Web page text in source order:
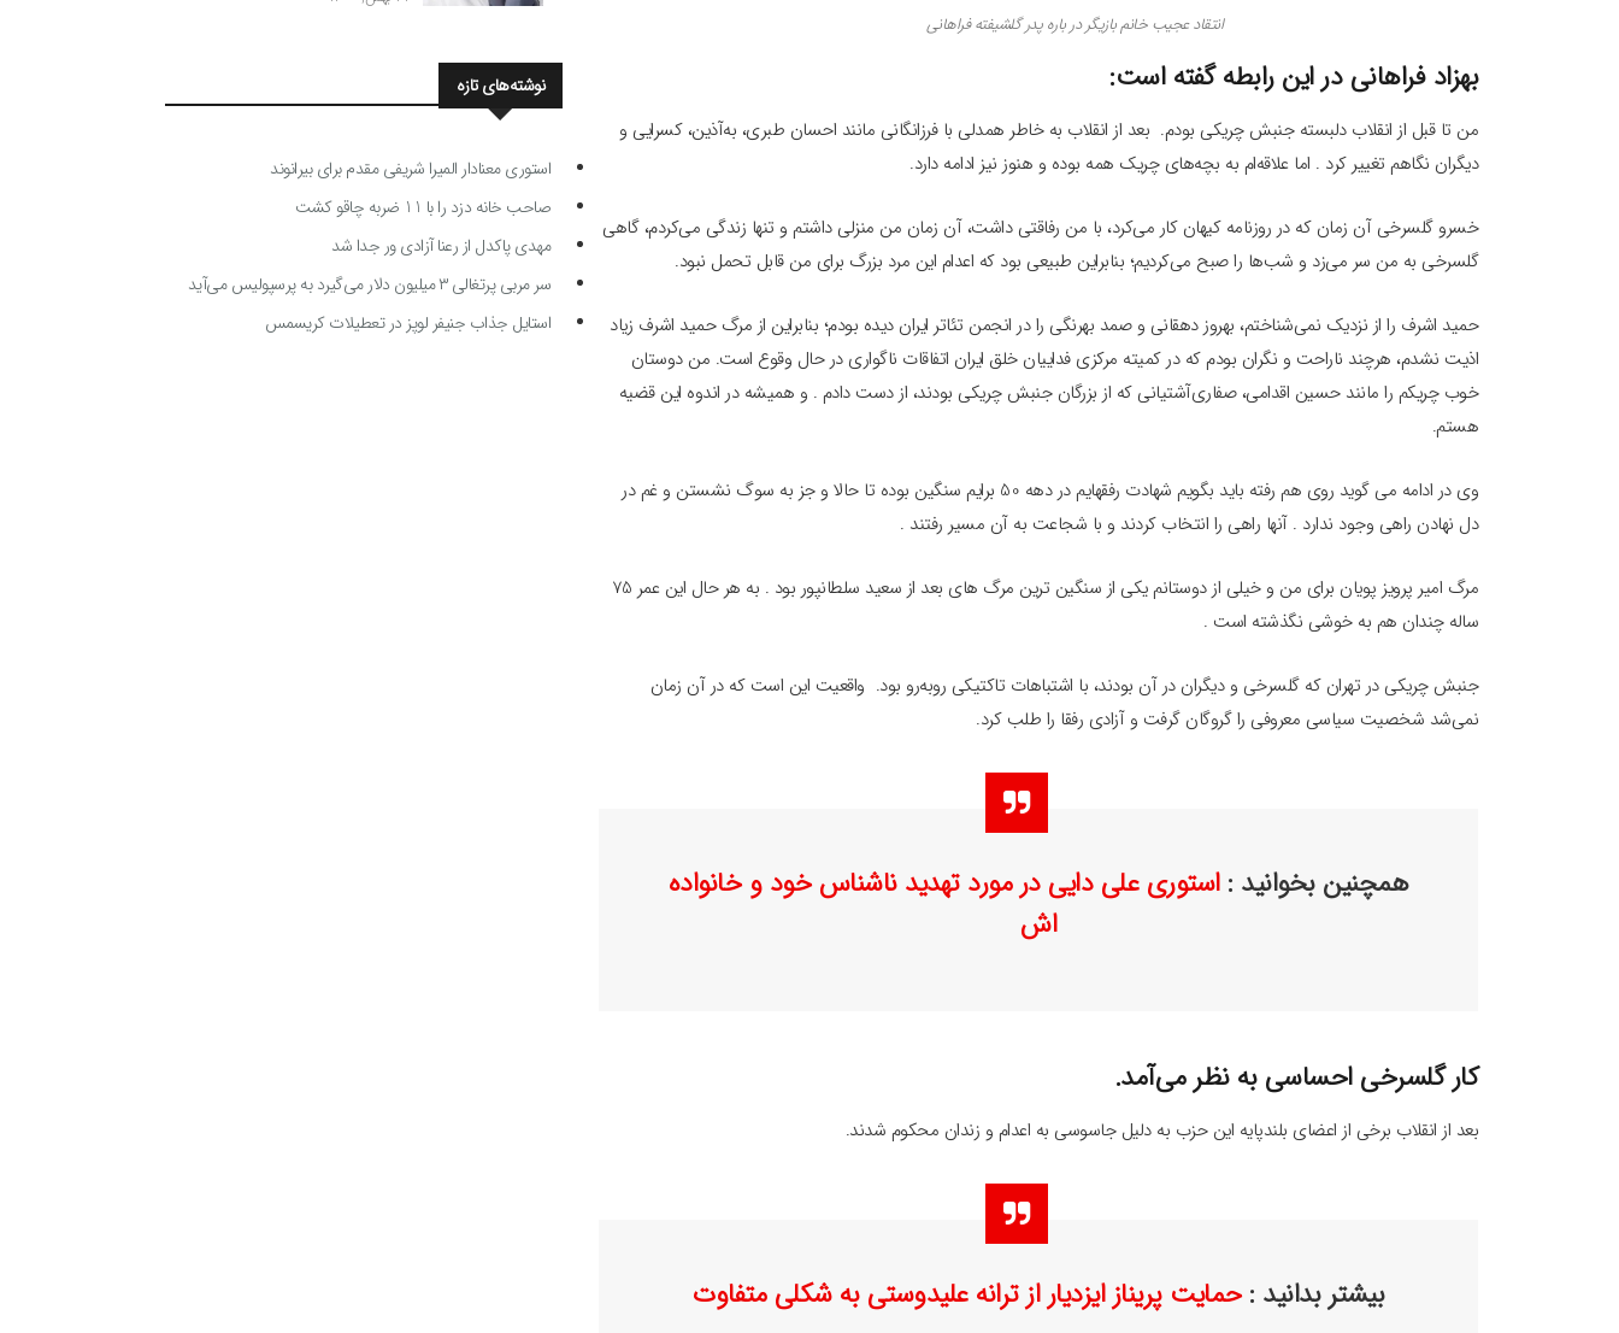
انتقاد عجیب خانم بازیگر در باره پدر گلشیفته فراهانی
بهزاد فراهانی در این رابطه گفته است:
من تا قبل از انقلاب دلبسته جنبش چریکی بودم. بعد از انقلاب به‌ خاطر همدلی با فرزانگانی مانند احسان طبری، به‌آذین، کسرایی و
دیگران نگاهم تغییر کرد . اما علاقه‌ام به بچه‌های چریک همه بوده و هنوز نیز ادامه دارد.
خسرو گلسرخی آن زمان که در روزنامه کیهان کار می‌کرد، با من رفاقتی داشت، آن زمان من منزلی داشتم و تنها زندگی می‌کردم، گاهی
گلسرخی به من سر می‌زد و شب‌ها را صبح می‌کردیم؛ بنابراین طبیعی بود که اعدام این مرد بزرگ برای من قابل تحمل نبود.
حمید اشرف را از نزدیک نمی‌شناختم، بهروز دهقانی و صمد بهرنگی را در انجمن تئاتر ایران دیده بودم؛ بنابراین از مرگ حمید اشرف زیاد
اذیت نشدم، هرچند ناراحت و نگران بودم که در کمیته مرکزی فداییان خلق ایران اتفاقات ناگواری در حال وقوع است. من دوستان
خوب چریکم را مانند حسین اقدامی، صفاری‌آشتیانی که از بزرگان جنبش چریکی بودند، از دست دادم . و همیشه در اندوه این قضیه
هستم.
وی در ادامه می گوید روی هم رفته باید بگویم شهادت رفقهایم در دهه 50 برایم سنگین بوده تا حالا و جز به سوگ نشستن و غم در
دل نهادن راهی وجود ندارد . آنها راهی را انتخاب کردند و با شجاعت به آن مسیر رفتند .
مرگ امیر پرویز پویان برای من و خیلی از دوستانم یکی از سنگین ترین مرگ های بعد از سعید سلطانپور بود . به هر حال این عمر 75
ساله چندان هم به خوشی نگذشته است .
جنبش چریکی در تهران که گلسرخی و دیگران در آن بودند، با اشتباهات تاکتیکی روبه‌رو بود. واقعیت این است که در آن زمان
نمی‌شد شخصیت سیاسی معروفی را گروگان گرفت و آزادی رفقا را طلب کرد.
همچنین بخوانید :استوری علی دایی در مورد تهدید ناشناس خود و خانواده
اش
کار گلسرخی احساسی به نظر می‌آمد.
بعد از انقلاب برخی از اعضای بلندپایه این حزب به دلیل جاسوسی به اعدام و زندان محکوم شدند.
بیشتر بدانید :حمایت پریناز ایزدیار از ترانه علیدوستی به شکلی متفاوت
نوشته‌های تازه
استوری معنادار المیرا شریفی مقدم برای بیرانوند
صاحب خانه دزد را با 11 ضربه چاقو کشت
مهدی پاکدل از رعنا آزادی ور جدا شد
سر مربی پرتغالی ۳ میلیون دلار می‌گیرد به پرسپولیس می‌آید
استایل جذاب جنیفر لوپز در تعطیلات کریسمس